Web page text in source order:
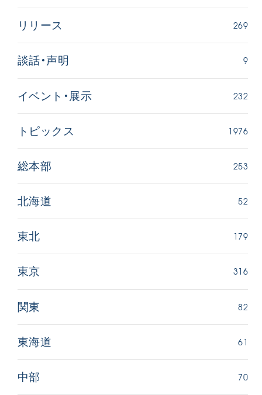
リリース 269
談話・声明 9
イベント・展示 232
トピックス 1976
総本部 253
北海道 52
東北 179
東京 316
関東 82
東海道 61
中部 70